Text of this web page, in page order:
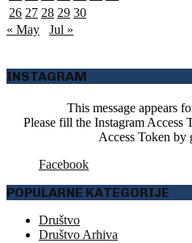
26 27 28 29 30
« May
Jul »
INSTAGRAM
This message appears
Please fill the Instagram Access
Access Token by
Facebook
POPULARNE KATEGORIJE
Društvo
Društvo Arhiva